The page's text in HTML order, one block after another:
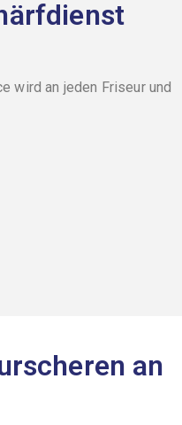
wird an jeden Friseur und
an